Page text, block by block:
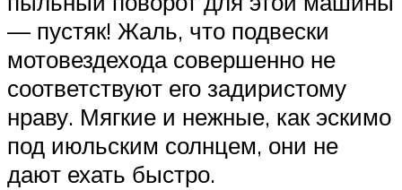
— пустяк! Жаль, что подвески
мотовездехода совершенно не
соответствуют его задиристому
нраву. Мягкие и нежные, как эскимо
под июльским солнцем, они не
дают ехать быстро.